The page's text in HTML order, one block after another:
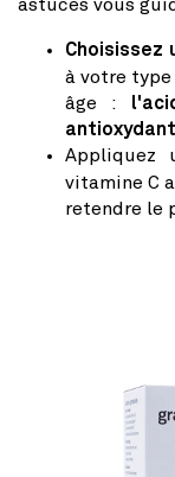
astuces vous
Choisissez
à votre
âge :
Appliquez
vitamine C
retendre le